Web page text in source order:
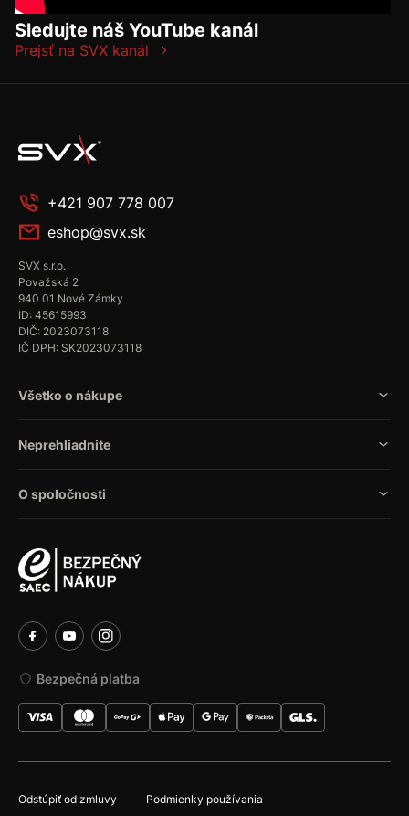
Sledujte náš YouTube kanál
Prejsť na SVX kanál
+421 907 778 007
eshop@svx.sk
SVX s.r.o.
Považská 2
940 01 Nové Zámky
ID: 45615993
DIČ: 2023073118
IČ DPH: SK2023073118
Všetko o nákupe
Neprehliadnite
O spoločnosti
Bezpečná platba
Odstúpiť od zmluvy Podmienky používania